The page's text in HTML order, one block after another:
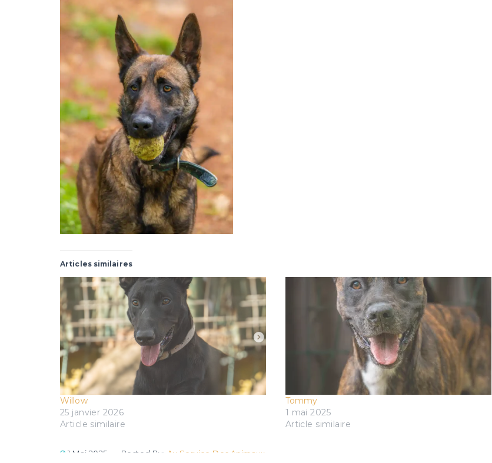
Articles similaires
Willow
25 janvier 2026
Article similaire
Tommy
1 mai 2025
Article similaire
1 Mai 2025 Posted By: Au Service Des Animaux